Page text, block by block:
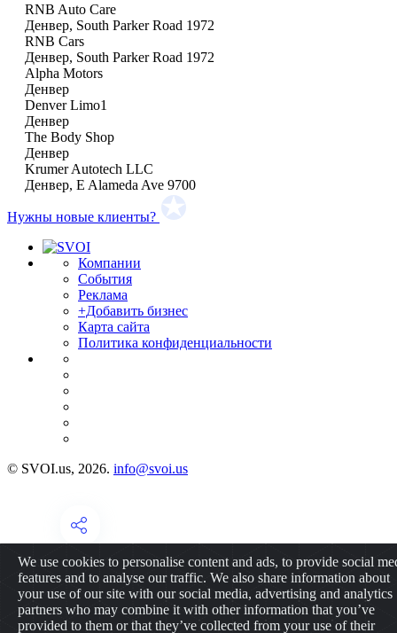
RNB Auto Care
Денвер, South Parker Road 1972
RNB Cars
Денвер, South Parker Road 1972
Alpha Motors
Денвер
Denver Limo1
Денвер
The Body Shop
Денвер
Krumer Autotech LLC
Денвер, E Alameda Ave 9700
Нужны новые клиенты?
Компании
События
Реклама
+Добавить бизнес
Карта сайта
Политика конфиденциальности
© SVOI.us, 2026. info@svoi.us
We use cookies to personalise content and ads, to provide social
features and to analyse our traffic. We also share information about
your use of our site with our social media, advertising and analytics
partners who may combine it with other information that you’ve
provided to them or that they’ve collected from your use of their